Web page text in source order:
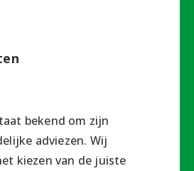
bekend om zijn
adviezen. Wij
kiezen van de juiste